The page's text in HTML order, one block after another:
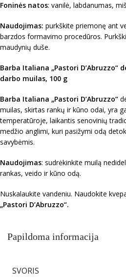
Foninės natos: vanilė, labdanumas,
Naudojimas: purkškite priemonę ant
barzdos formavimo procedūros.
maudynių duše.
Barba Italiana „Pastori D’Abruzzo“
darbo muilas, 100 g
Barba Italiana „Pastori D’Abruzzo“
muilas, skirtas rankų ir kūno odai, yra
temperatūroje, laikantis senovinių
medžio anglimi, kuri pasižymi odą
savybėmis.
Naudojimas: sudrėkinkite muilą
rankas, veido ir kūno odą.
Nuskalaukite vandeniu. Naudokite
„Pastori D’Abruzzo“.
Papildoma informacija
SVORIS